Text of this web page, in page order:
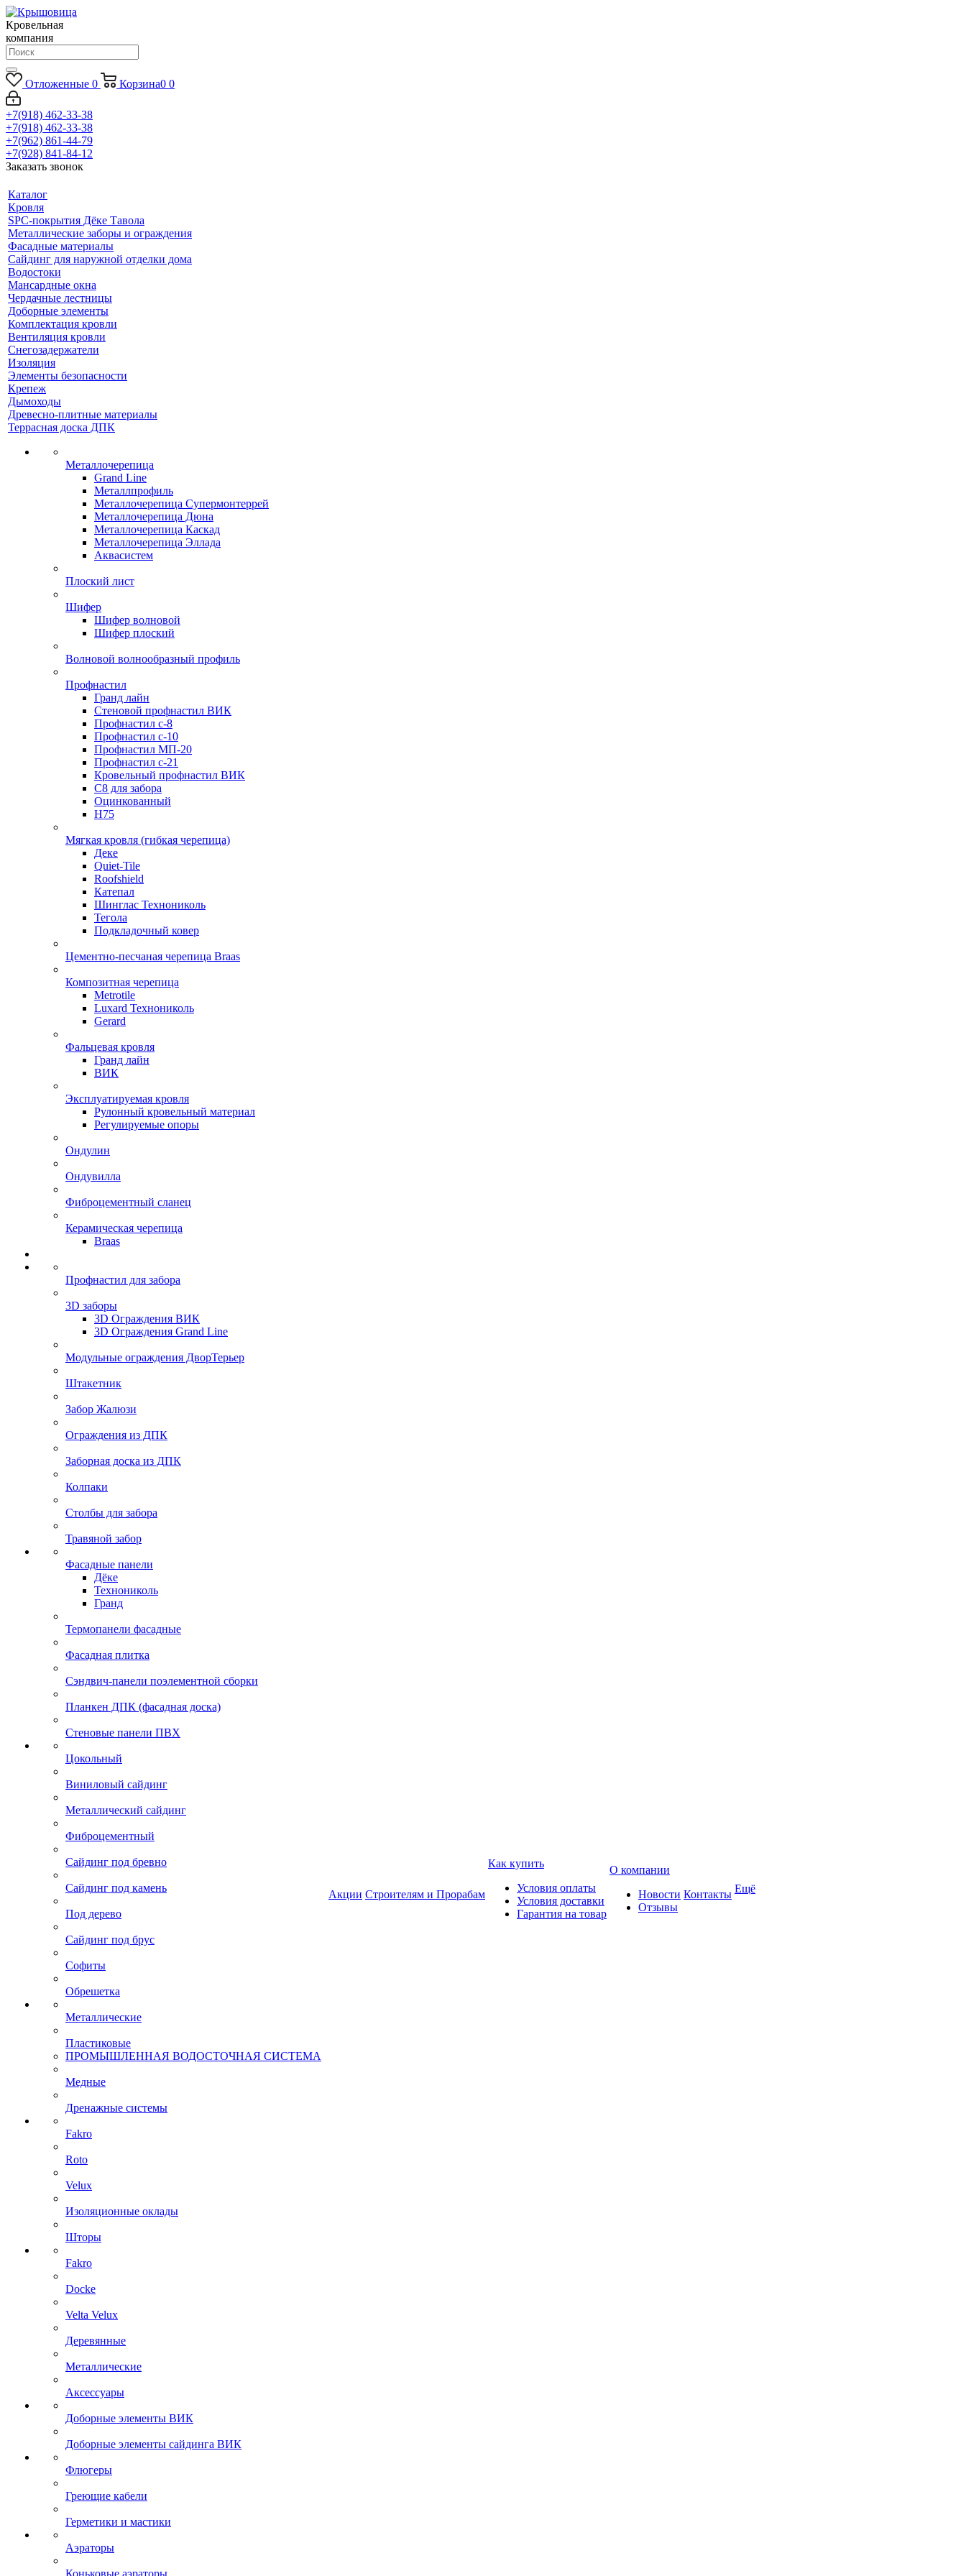
Кровельная
компания
Отложенные 0 Корзина0 0
+7(918) 462-33-38
+7(918) 462-33-38
+7(962) 861-44-79
+7(928) 841-84-12
Заказать звонок
Каталог
Кровля
SPC-покрытия Дёке Тавола
Металлические заборы и ограждения
Фасадные материалы
Сайдинг для наружной отделки дома
Водостоки
Мансардные окна
Чердачные лестницы
Доборные элементы
Комплектация кровли
Вентиляция кровли
Снегозадержатели
Изоляция
Элементы безопасности
Крепеж
Дымоходы
Древесно-плитные материалы
Террасная доска ДПК
Металлочерепица
Grand Line
Металлпрофиль
Металлочерепица Супермонтеррей
Металлочерепица Дюна
Металлочерепица Каскад
Металлочерепица Эллада
Аквасистем
Плоский лист
Шифер
Шифер волновой
Шифер плоский
Волновой волнообразный профиль
Профнастил
Гранд лайн
Стеновой профнастил ВИК
Профнастил с-8
Профнастил с-10
Профнастил МП-20
Профнастил с-21
Кровельный профнастил ВИК
С8 для забора
Оцинкованный
Н75
Мягкая кровля (гибкая черепица)
Деке
Quiet-Tile
Roofshield
Катепал
Шинглас Технониколь
Тегола
Подкладочный ковер
Цементно-песчаная черепица Braas
Композитная черепица
Metrotile
Luxard Технониколь
Gerard
Фальцевая кровля
Гранд лайн
ВИК
Эксплуатируемая кровля
Рулонный кровельный материал
Регулируемые опоры
Ондулин
Ондувилла
Фиброцементный сланец
Керамическая черепица
Braas
Профнастил для забора
3D заборы
3D Ограждения ВИК
3D Ограждения Grand Line
Модульные ограждения ДворТерьер
Штакетник
Забор Жалюзи
Ограждения из ДПК
Заборная доска из ДПК
Колпаки
Столбы для забора
Травяной забор
Фасадные панели
Дёке
Технониколь
Гранд
Термопанели фасадные
Фасадная плитка
Сэндвич-панели поэлементной сборки
Планкен ДПК (фасадная доска)
Стеновые панели ПВХ
Цокольный
Виниловый сайдинг
Металлический сайдинг
Фиброцементный
Сайдинг под бревно
Сайдинг под камень
Под дерево
Сайдинг под брус
Софиты
Обрешетка
Металлические
Пластиковые
ПРОМЫШЛЕННАЯ ВОДОСТОЧНАЯ СИСТЕМА
Медные
Дренажные системы
Fakro
Roto
Velux
Изоляционные оклады
Шторы
Fakro
Docke
Velta Velux
Деревянные
Металлические
Аксессуары
Доборные элементы ВИК
Доборные элементы сайдинга ВИК
Флюгеры
Греющие кабели
Герметики и мастики
Аэраторы
Коньковые аэраторы
Акции Строителям и Прорабам
Как купить
Условия оплаты
Условия доставки
Гарантия на товар
О компании
Новости
Отзывы
Контакты Ещё